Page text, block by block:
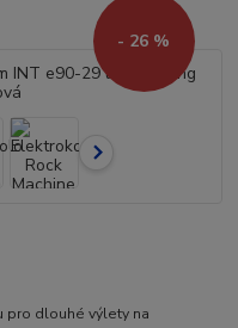
- 26 %
pro dlouhé výlety na